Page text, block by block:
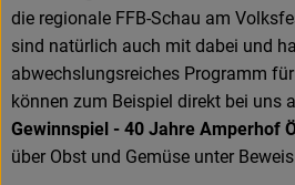
die regionale FFB-Schau am
sind natürlich auch mit dabei und
abwechslungsreiches Programm
können zum Beispiel direkt bei uns
Gewinnspiel - 40 Jahre Amperhof
über Obst und Gemüse unter